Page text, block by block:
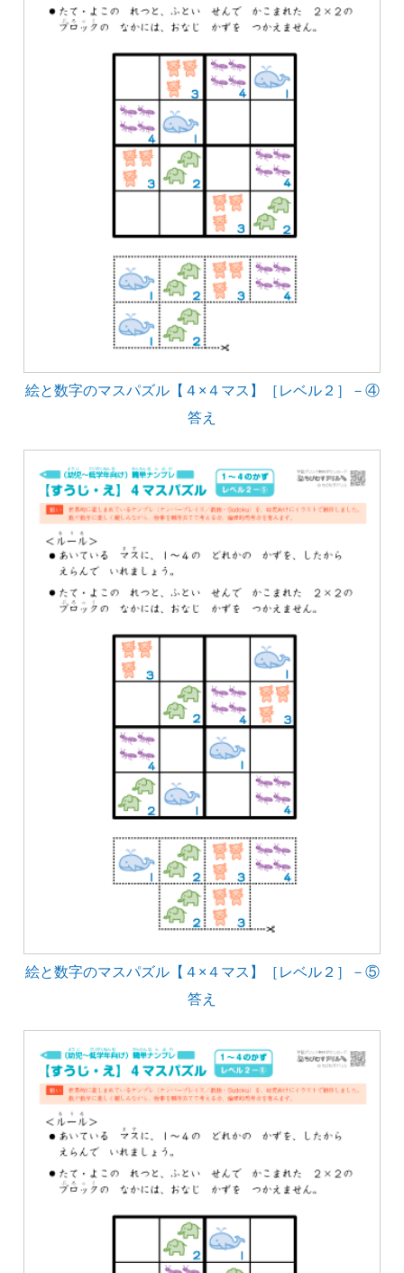
絵と数字のマスパズル【４×４マス】［レベル２］－④
答え
絵と数字のマスパズル【４×４マス】［レベル２］－⑤
答え